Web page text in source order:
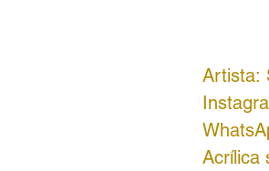
Artista:
Acrílica